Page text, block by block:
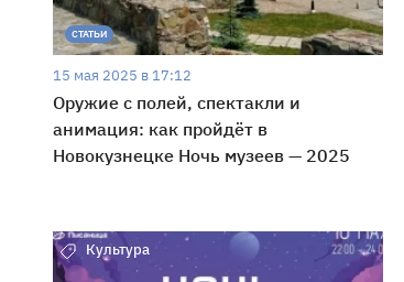
СТАТЬИ
15 мая 2025 в 17:12
Оружие с полей, спектакли и
анимация: как пройдёт в
Новокузнецке Ночь музеев — 2025
Культура